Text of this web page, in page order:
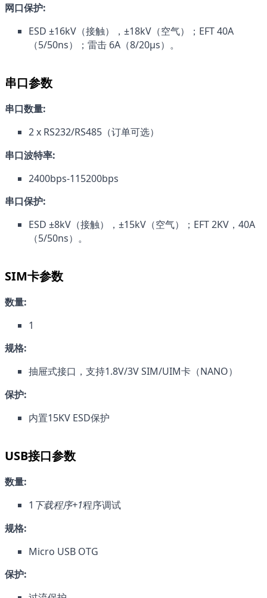
网口保护:
ESD ±16kV（接触），±18kV（空气）；EFT 40A
（5/50ns）；雷击 6A（8/20µs）。
串口参数
串口数量:
2 x RS232/RS485（订单可选）
串口波特率:
2400bps-115200bps
串口保护:
ESD ±8kV（接触），±15kV（空气）；EFT 2KV，40A
（5/50ns）。
SIM卡参数
数量:
1
规格:
抽屉式接口，支持1.8V/3V SIM/UIM卡（NANO）
保护:
内置15KV ESD保护
USB接口参数
数量:
1 下载程序+1程序调试
规格:
Micro USB OTG
保护: